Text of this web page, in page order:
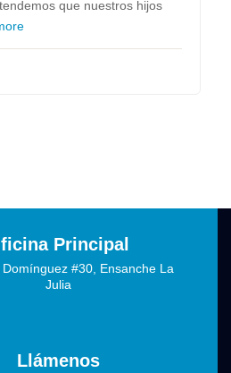
que nuestros hijos
Principal
Domínguez #30, Ensanche La
Julia
Llámenos